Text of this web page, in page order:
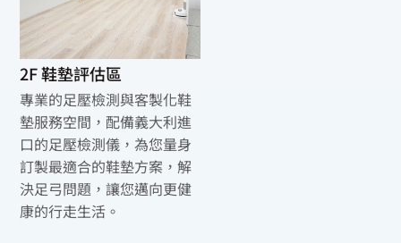
2F 鞋墊評估區
專業的足壓檢測與客製化鞋
墊服務空間，配備義大利進
口的足壓檢測儀，為您量身
訂製最適合的鞋墊方案，解
決足弓問題，讓您邁向更健
康的行走生活。